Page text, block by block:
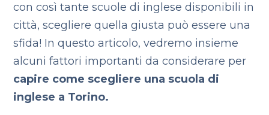
con così tante scuole di inglese disponibili in
città, scegliere quella giusta può essere una
sfida! In questo articolo, vedremo insieme
alcuni fattori importanti da considerare per
capire come scegliere una scuola di
inglese a Torino.